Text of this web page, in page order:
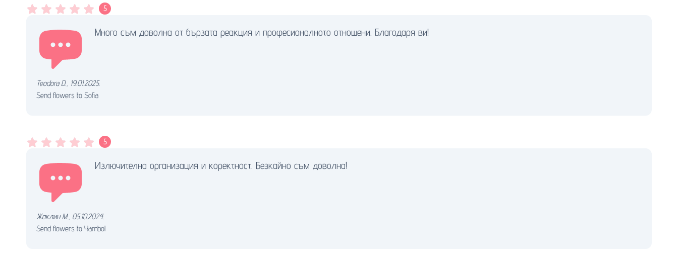
5
Много съм доволна от бързата реакция и професионалното отношени. Благодаря ви!
Teodora D., 19.01.2025.
Send flowers to Sofia
5
Излючителна организация и коректност. Безкайно съм доволна!
Жаклин М., 05.10.2024.
Send flowers to Yambol